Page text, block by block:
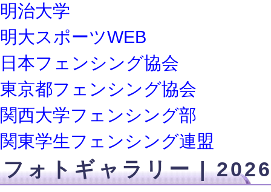
明治大学
明大スポーツWEB
日本フェンシング協会
東京都フェンシング協会
関西大学フェンシング部
関東学生フェンシング連盟
フォトギャラリー |